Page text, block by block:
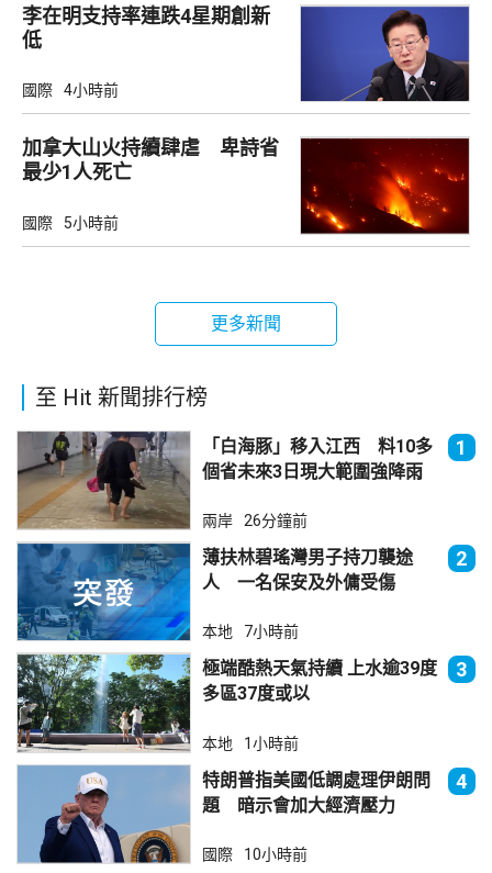
李在明支持率連跌4星期創新
低
國際 4小時前
加拿大山火持續肆虐 卑詩省
最少1人死亡
國際 5小時前
更多新聞
至 Hit 新聞排行榜
「白海豚」移入江西 料10多
個省未來3日現大範圍強降雨
1
兩岸 26分鐘前
薄扶林碧瑤灣男子持刀襲途
人 一名保安及外傭受傷
2
本地 7小時前
極端酷熱天氣持續 上水逾39度
多區37度或以
3
本地 1小時前
特朗普指美國低調處理伊朗問
題 暗示會加大經濟壓力
4
國際 10小時前